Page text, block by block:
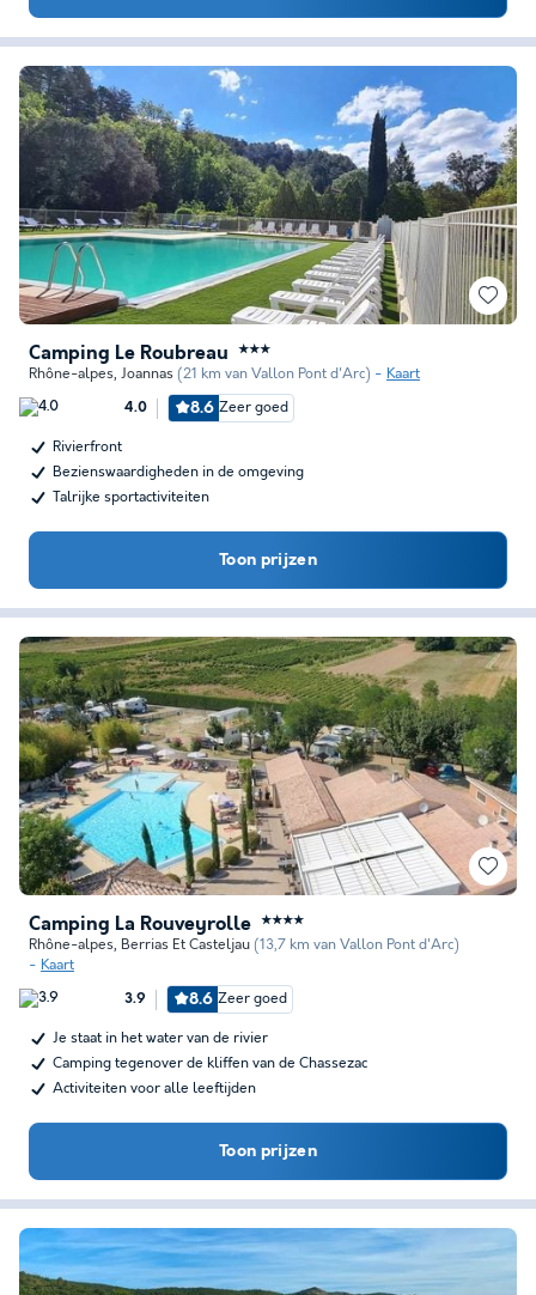
Camping Le Roubreau ★★★
Rhône-alpes, Joannas (21 km van Vallon Pont d'Arc) Kaart
4.0 8.6 Zeer goed
Rivierfront
Bezienswaardigheden in de omgeving
Talrijke sportactiviteiten
Toon prijzen
Camping La Rouveyrolle ★★★★
Rhône-alpes, Berrias Et Casteljau (13,7 km van Vallon Pont d'Arc)
Kaart
3.9 8.6 Zeer goed
Je staat in het water van de rivier
Camping tegenover de kliffen van de Chassezac
Activiteiten voor alle leeftijden
Toon prijzen